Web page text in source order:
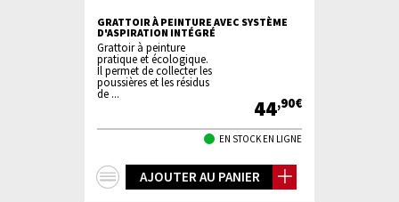
GRATTOIR À PEINTURE AVEC SYSTÈME
D'ASPIRATION INTÉGRÉ
Grattoir à peinture
pratique et écologique.
Il permet de collecter les
poussières et les résidus
de ...
44,90€
EN STOCK EN LIGNE
AJOUTER AU PANIER